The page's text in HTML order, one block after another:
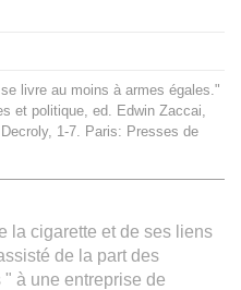
livre au moins à armes égales."
et politique, ed. Edwin Zaccai,
1-7. Paris: Presses de
la cigarette et de ses liens
de la part des
à une entreprise de